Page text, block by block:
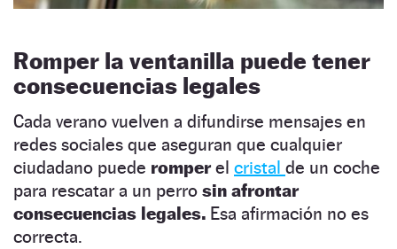
Romper la ventanilla puede tener
consecuencias legales
Cada verano vuelven a difundirse mensajes en
redes sociales que aseguran que cualquier
ciudadano puede romperel cristal de un coche
para rescatar a un perro sin afrontar
consecuencias legales. Esa afirmación no es
correcta.